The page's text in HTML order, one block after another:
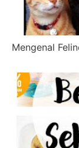
Mengenal